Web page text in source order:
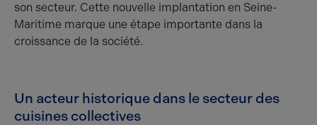
son secteur. Cette nouvelle implantation en Seine-
Maritime marque une étape importante dans la
croissance de la société.
Un acteur historique dans le secteur des
cuisines collectives